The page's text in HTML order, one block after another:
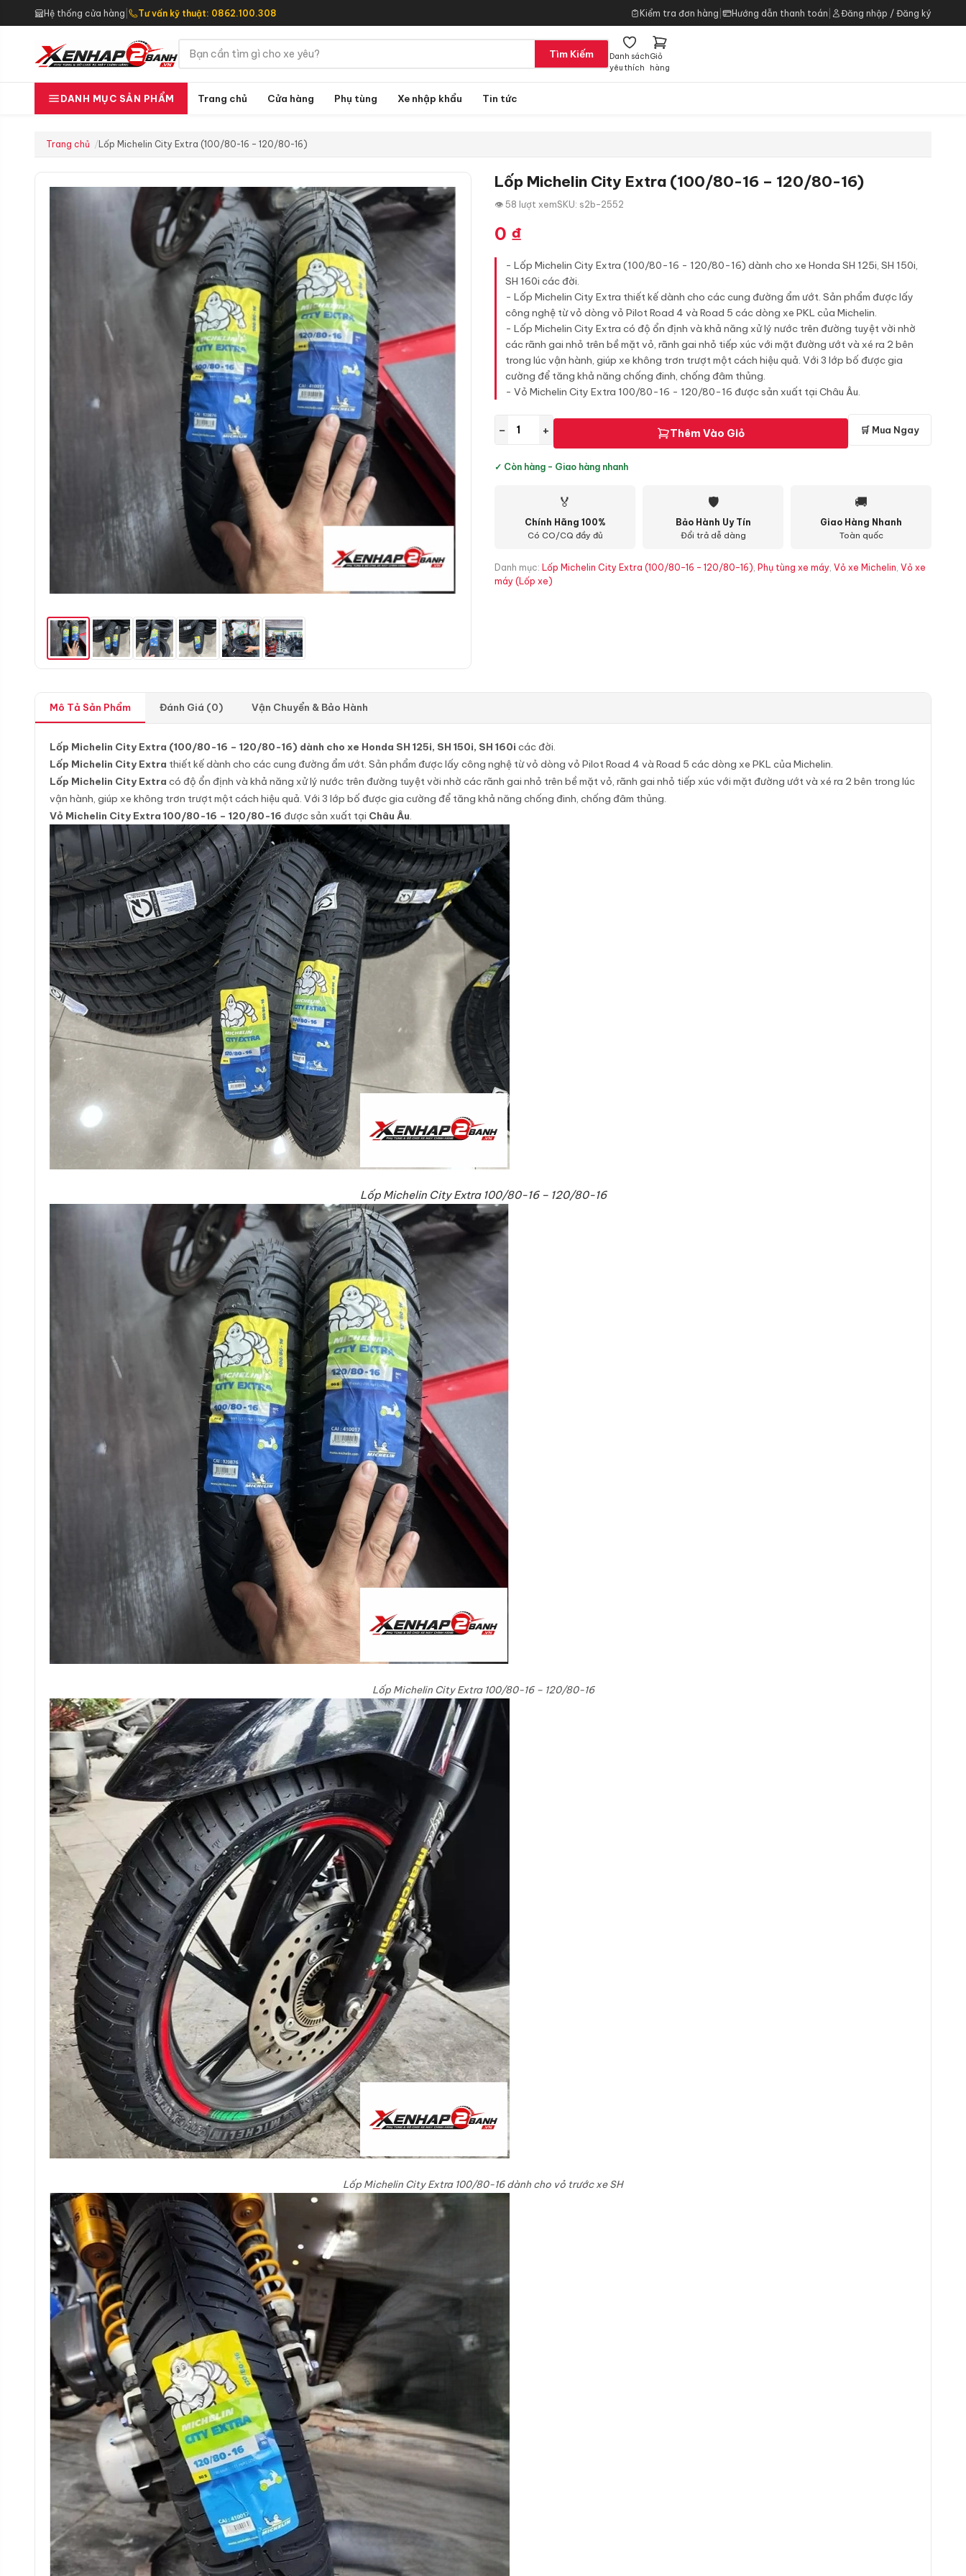
Hệ thống cửa hàng Tư vấn kỹ thuật: 0862.100.308 Kiểm tra đơn hàng Hướng dẫn thanh toán Đăng nhập / Đăng ký
Tìm Kiếm
Danh sách
yêu thích
Giỏ
hàng
DANH MỤC SẢN PHẨM Trang chủ Cửa hàng Phụ tùng Xe nhập khẩu Tin tức
Trang chủ Lốp Michelin City Extra (100/80-16 – 120/80-16)
Lốp Michelin City Extra (100/80-16 – 120/80-16)
👁 58 lượt xemSKU: s2b-2552
0 ₫
- Lốp Michelin City Extra (100/80-16 - 120/80-16) dành cho xe Honda SH 125i, SH 150i,
SH 160i các đời.
- Lốp Michelin City Extra thiết kế dành cho các cung đường ẩm ướt. Sản phẩm được lấy
công nghệ từ vỏ dòng vỏ Pilot Road 4 và Road 5 các dòng xe PKL của Michelin.
- Lốp Michelin City Extra có độ ổn định và khả năng xử lý nước trên đường tuyệt vời nhờ
các rãnh gai nhỏ trên bề mặt vỏ, rãnh gai nhỏ tiếp xúc với mặt đường ướt và xé ra 2 bên
trong lúc vận hành, giúp xe không trơn trượt một cách hiệu quả. Với 3 lớp bố được gia
cường để tăng khả năng chống đinh, chống đâm thủng.
- Vỏ Michelin City Extra 100/80-16 - 120/80-16 được sản xuất tại Châu Âu.
− + Thêm Vào Giỏ 🛒 Mua Ngay
✓ Còn hàng - Giao hàng nhanh
🏅
Chính Hãng 100%
Có CO/CQ đầy đủ
🛡
Bảo Hành Uy Tín
Đổi trả dễ dàng
🚚
Giao Hàng Nhanh
Toàn quốc
Danh mục: Lốp Michelin City Extra (100/80-16 - 120/80-16), Phụ tùng xe máy, Vỏ xe Michelin, Vỏ xe
máy (Lốp xe)
Mô Tả Sản Phẩm Đánh Giá (0) Vận Chuyển & Bảo Hành
Lốp Michelin City Extra (100/80-16 – 120/80-16) dành cho xe Honda SH 125i, SH 150i, SH 160i các đời.
Lốp Michelin City Extra thiết kế dành cho các cung đường ẩm ướt. Sản phẩm được lấy công nghệ từ vỏ dòng vỏ Pilot Road 4 và Road 5 các dòng xe PKL của Michelin.
Lốp Michelin City Extra có độ ổn định và khả năng xử lý nước trên đường tuyệt vời nhờ các rãnh gai nhỏ trên bề mặt vỏ, rãnh gai nhỏ tiếp xúc với mặt đường ướt và xé ra 2 bên trong lúc
vận hành, giúp xe không trơn trượt một cách hiệu quả. Với 3 lớp bố được gia cường để tăng khả năng chống đinh, chống đâm thủng.
Vỏ Michelin City Extra 100/80-16 – 120/80-16 được sản xuất tại Châu Âu.
Lốp Michelin City Extra 100/80-16 – 120/80-16
Lốp Michelin City Extra 100/80-16 – 120/80-16
Lốp Michelin City Extra 100/80-16 dành cho vỏ trước xe SH